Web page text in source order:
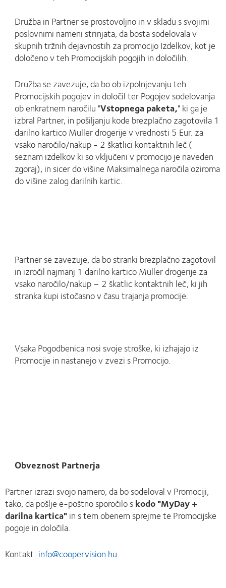
Družba in Partner se prostovoljno in v skladu s svojimi
poslovnimi nameni strinjata, da bosta sodelovala v
skupnih tržnih dejavnostih za promocijo Izdelkov, kot je
določeno v teh Promocijskih pogojih in določilih.
Družba se zavezuje, da bo ob izpolnjevanju teh
Promocijskih pogojev in določil ter Pogojev sodelovanja
ob enkratnem naročilu "Vstopnega paketa," ki ga je
izbral Partner, in pošiljanju kode brezplačno zagotovila 1
darilno kartico Muller drogerije v vrednosti 5 Eur. za
vsako naročilo/nakup - 2 škatlici kontaktnih leč (
seznam izdelkov ki so vključeni v promocijo je naveden
zgoraj), in sicer do višine Maksimalnega naročila oziroma
do višine zalog darilnih kartic.
Partner se zavezuje, da bo stranki brezplačno zagotovil
in izročil najmanj 1 darilno kartico Muller drogerije za
vsako naročilo/nakup – 2 škatlic kontaktnih leč, ki jih
stranka kupi istočasno v času trajanja promocije.
Vsaka Pogodbenica nosi svoje stroške, ki izhajajo iz
Promocije in nastanejo v zvezi s Promocijo.
Obveznost Partnerja
Partner izrazi svojo namero, da bo sodeloval v Promociji,
tako, da pošlje e-poštno sporočilo skodo "MyDay +
darilna kartica"in s tem obenem sprejme te Promocijske
pogoje in določila.
Kontakt: info@coopervision.hu